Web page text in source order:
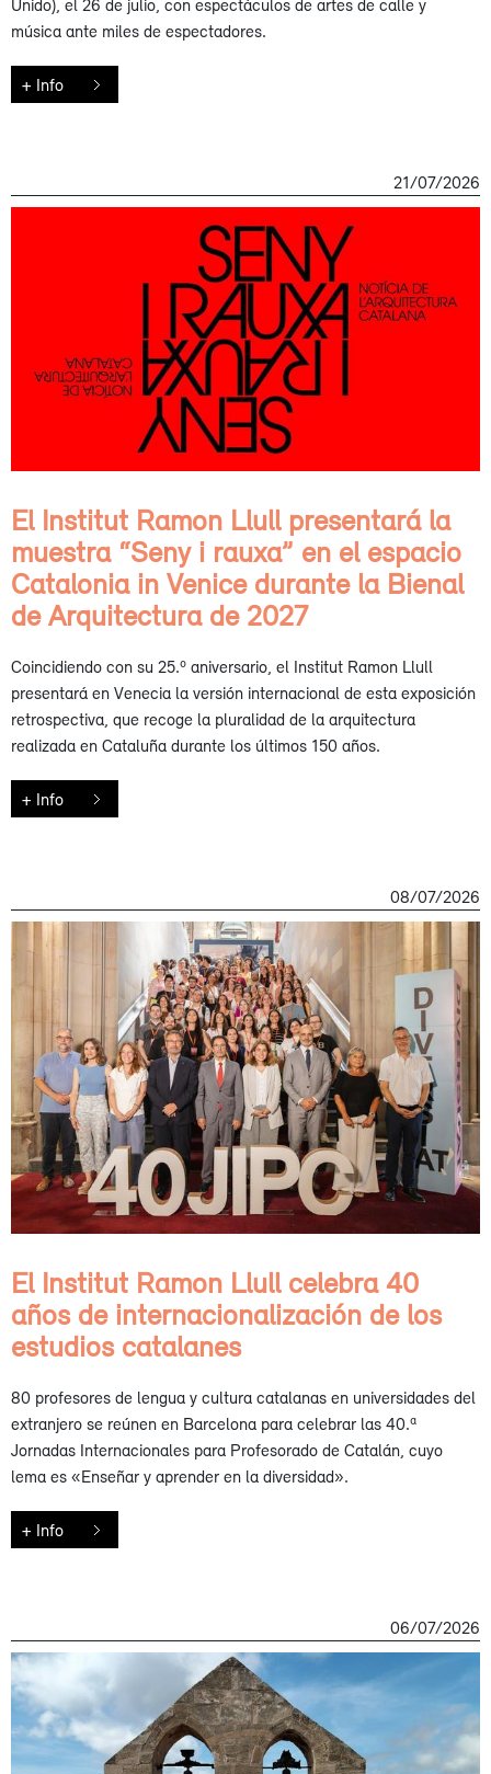
Unido), el 26 de julio, con espectáculos de artes de calle y
música ante miles de espectadores.
+ Info
21/07/2026
El Institut Ramon Llull presentará la
muestra “Seny i rauxa” en el espacio
Catalonia in Venice durante la Bienal
de Arquitectura de 2027
Coincidiendo con su 25.º aniversario, el Institut Ramon Llull
presentará en Venecia la versión internacional de esta exposición
retrospectiva, que recoge la pluralidad de la arquitectura
realizada en Cataluña durante los últimos 150 años.
+ Info
08/07/2026
El Institut Ramon Llull celebra 40
años de internacionalización de los
estudios catalanes
80 profesores de lengua y cultura catalanas en universidades del
extranjero se reúnen en Barcelona para celebrar las 40.ª
Jornadas Internacionales para Profesorado de Catalán, cuyo
lema es «Enseñar y aprender en la diversidad».
+ Info
06/07/2026